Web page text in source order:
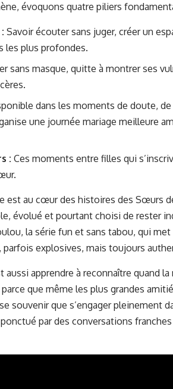
évoquons quatre piliers
Savoir écouter sans juger, créer un
les plus profondes.
sans masque, quitte à montrer ses
dans les moments de doute,
une journée mariage meilleure
: Ces moments entre filles qui
est au cœur des histoires des Sœurs
évolué et pourtant choisi de rester
la série fun et sans tabou, qui
explosives, mais toujours
aussi apprendre à reconnaître quand
que même les plus grandes
souvenir que s’engager pleinement
par des conversations